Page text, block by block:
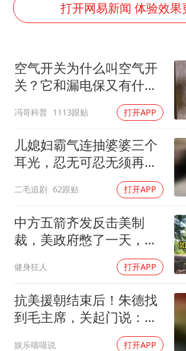
韩国检察官，“死
2025年小学教师
上海大部迎大暴
《龙餐馆》 冲奖
打开网易新闻 体验效果
空气开关为什么叫空气开
关？它和漏电保又有什么
冯哥科普 1113跟贴 打开APP
儿媳妇霸气连抽婆婆三个
耳光，忍无可忍无须再
二毛追剧 62跟贴 打开APP
中方五箭齐发反击美制
裁，美政府憋了一天，最
健身狂人 打开APP
抗美援朝结束后！朱德找
到毛主席，关起门说：我
娱乐喵喵说 打开APP